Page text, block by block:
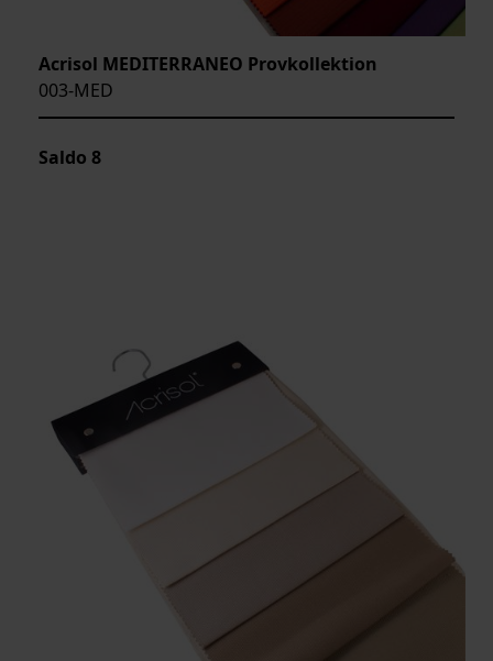
Acrisol MEDITERRANEO Provkollektion
003-MED
Saldo 8